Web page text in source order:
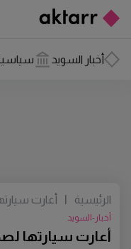
أخبار السويد
أعارت سيارتها
أخبار-السويد
الرئيسية |
أعارت